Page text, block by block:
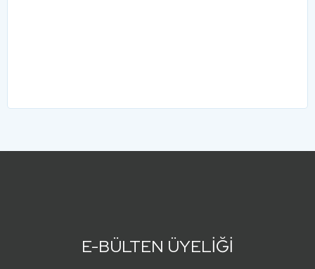
E-BÜLTEN ÜYELİĞİ